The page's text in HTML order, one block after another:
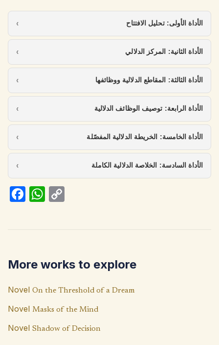
الأداة الأولى: تحليل الافتتاح
الأداة الثانية: المركز الدلالي
الأداة الثالثة: المقاطع الدلالية ووظائفها
الأداة الرابعة: توصيف الوظائف الدلالية
الأداة الخامسة: الخريطة الدلالية المفصّلة
الأداة السادسة: الخلاصة الدلالية الكاملة
Fa
k
W
p
p
Li
n
k
More works to explore
Novel On the Threshold of a Dream
Novel Masks of the Mind
Novel Shadow of Decision